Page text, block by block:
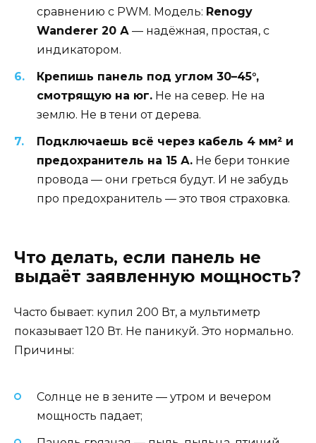
сравнению с PWM. Модель: Renogy
Wanderer 20 А — надёжная, простая, с
индикатором.
Крепишь панель под углом 30–45°,
смотрящую на юг. Не на север. Не на
землю. Не в тени от дерева.
Подключаешь всё через кабель 4 мм² и
предохранитель на 15 А. Не бери тонкие
провода — они греться будут. И не забудь
про предохранитель — это твоя страховка.
Что делать, если панель не
выдаёт заявленную мощность?
Часто бывает: купил 200 Вт, а мультиметр
показывает 120 Вт. Не паникуй. Это нормально.
Причины:
Солнце не в зените — утром и вечером
мощность падает;